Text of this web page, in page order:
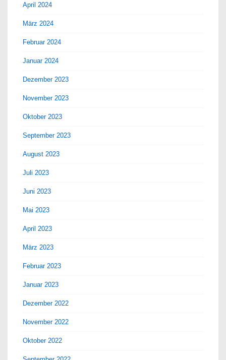
April 2024
März 2024
Februar 2024
Januar 2024
Dezember 2023
November 2023
Oktober 2023
September 2023
August 2023
Juli 2023
Juni 2023
Mai 2023
April 2023
März 2023
Februar 2023
Januar 2023
Dezember 2022
November 2022
Oktober 2022